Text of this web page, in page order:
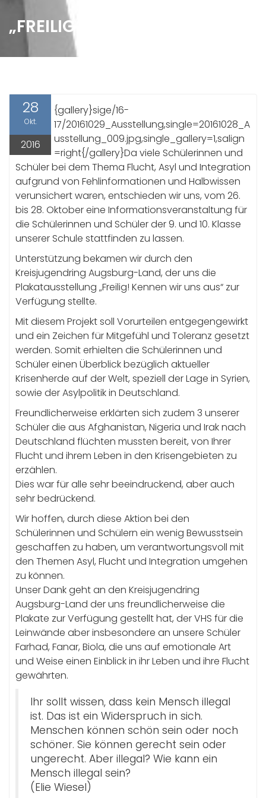
„FREILIG“ – AUSSTELLUNG
28
Okt.
2016
{gallery}sige/16-
17/20161029_Ausstellung,single=20161028_A
usstellung_009.jpg,single_gallery=1,salign
=right{/gallery}Da viele Schülerinnen und
Schüler bei dem Thema Flucht, Asyl und Integration
aufgrund von Fehlinformationen und Halbwissen
verunsichert waren, entschieden wir uns, vom 26.
bis 28. Oktober eine Informationsveranstaltung für
die Schülerinnen und Schüler der 9. und 10. Klasse
unserer Schule stattfinden zu lassen.
Unterstützung bekamen wir durch den
Kreisjugendring Augsburg-Land, der uns die
Plakatausstellung „Freilig! Kennen wir uns aus“ zur
Verfügung stellte.
Mit diesem Projekt soll Vorurteilen entgegengewirkt
und ein Zeichen für Mitgefühl und Toleranz gesetzt
werden. Somit erhielten die Schülerinnen und
Schüler einen Überblick bezüglich aktueller
Krisenherde auf der Welt, speziell der Lage in Syrien,
sowie der Asylpolitik in Deutschland.
Freundlicherweise erklärten sich zudem 3 unserer
Schüler die aus Afghanistan, Nigeria und Irak nach
Deutschland flüchten mussten bereit, von Ihrer
Flucht und ihrem Leben in den Krisengebieten zu
erzählen.
Dies war für alle sehr beeindruckend, aber auch
sehr bedrückend.
Wir hoffen, durch diese Aktion bei den
Schülerinnen und Schülern ein wenig Bewusstsein
geschaffen zu haben, um verantwortungsvoll mit
den Themen Asyl, Flucht und Integration umgehen
zu können.
Unser Dank geht an den Kreisjugendring
Augsburg-Land der uns freundlicherweise die
Plakate zur Verfügung gestellt hat, der VHS für die
Leinwände aber insbesondere an unsere Schüler
Farhad, Fanar, Biola, die uns auf emotionale Art
und Weise einen Einblick in ihr Leben und ihre Flucht
gewährten.
Ihr sollt wissen, dass kein Mensch illegal
ist. Das ist ein Widerspruch in sich.
Menschen können schön sein oder noch
schöner. Sie können gerecht sein oder
ungerecht. Aber illegal? Wie kann ein
Mensch illegal sein?
(Elie Wiesel)